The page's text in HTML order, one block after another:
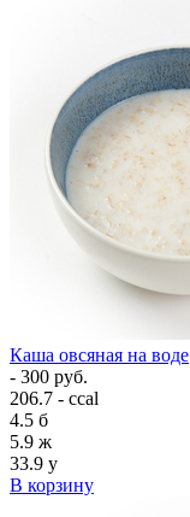
Каша овсяная на воде
- 300 руб.
206.7 - ccal
4.5 б
5.9 ж
33.9 у
В корзину